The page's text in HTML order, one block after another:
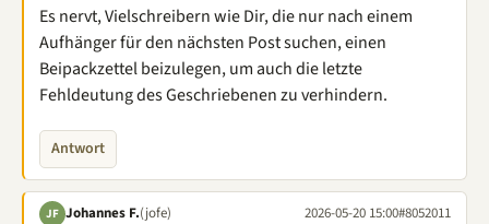
Es nervt, Vielschreibern wie Dir, die nur nach einem
Aufhänger für den nächsten Post suchen, einen
Beipackzettel beizulegen, um auch die letzte
Fehldeutung des Geschriebenen zu verhindern.
Antwort
JF Johannes F.(jofe) 2026-05-20 15:00#8052011